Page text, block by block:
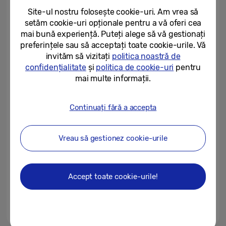
03/03/2025
Seria Samsung Galaxy S25
ajunge în întreaga lume
Primul pas spre un adevărat
companion AI
17/12/2024
Samsung One UI 7
îmbunătățește securitatea și
Site-ul nostru folosește cookie-uri. Am vrea să
setăm cookie-uri opționale pentru a vă oferi cea
mai bună experiență. Puteți alege să vă gestionați
preferințele sau să acceptați toate cookie-urile. Vă
invităm să vizitați politica noastră de
confidențialitateși politica de cookie-uri pentru
mai multe informații.
Continuați fără a accepta
Vreau să gestionez cookie-urile
Accept toate cookie-urile!